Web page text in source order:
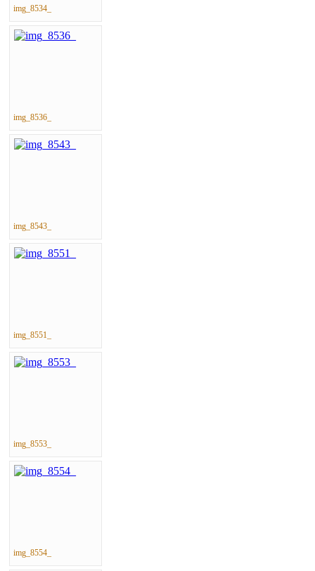
img_8534_
img_8536_
img_8543_
img_8551_
img_8553_
img_8554_